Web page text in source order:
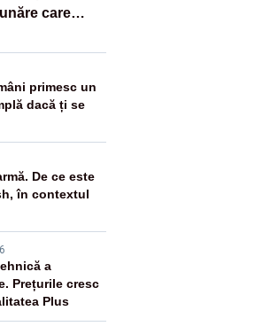
care
era
lui Ceaușescu
primesc un
dacă ți se
De ce este
în contextul
a
Prețurile cresc
Plus